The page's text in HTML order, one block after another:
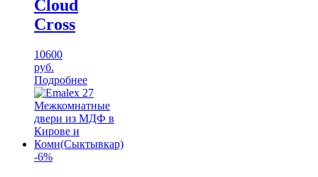
Cloud
Cross
10600
руб.
Подробнее
-6%